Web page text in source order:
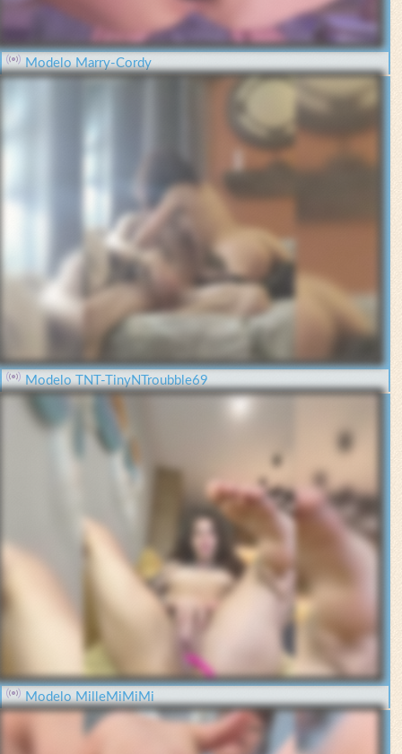
Modelo Marry-Cordy
Modelo TNT-TinyNTroubble69
Modelo MilleMiMiMi